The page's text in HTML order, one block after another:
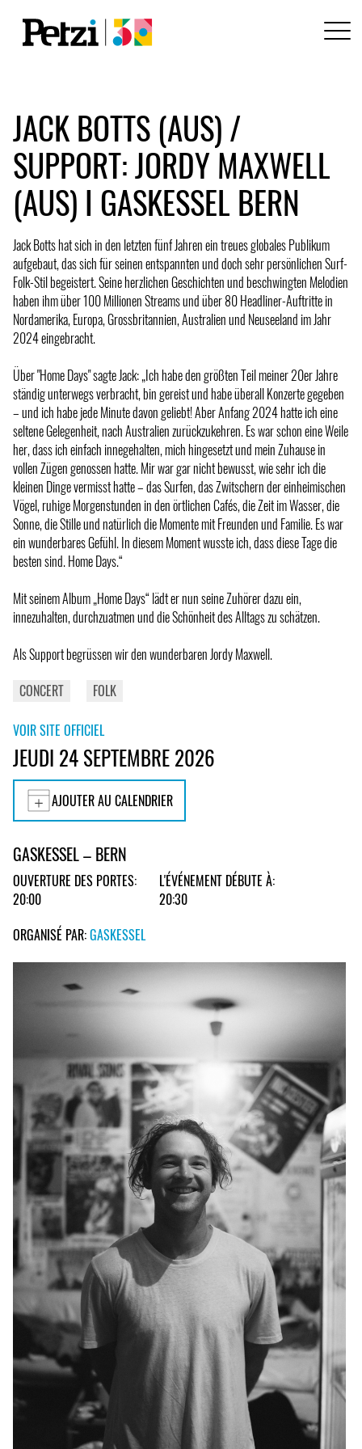
JACK BOTTS (AUS) /
SUPPORT: JORDY MAXWELL
(AUS) I GASKESSEL BERN
Jack Botts hat sich in den letzten fünf Jahren ein treues globales Publikum
aufgebaut, das sich für seinen entspannten und doch sehr persönlichen Surf-
Folk-Stil begeistert. Seine herzlichen Geschichten und beschwingten Melodien
haben ihm über 100 Millionen Streams und über 80 Headliner-Auftritte in
Nordamerika, Europa, Grossbritannien, Australien und Neuseeland im Jahr
2024 eingebracht.
Über "Home Days" sagte Jack: „Ich habe den größten Teil meiner 20er Jahre
ständig unterwegs verbracht, bin gereist und habe überall Konzerte gegeben
– und ich habe jede Minute davon geliebt! Aber Anfang 2024 hatte ich eine
seltene Gelegenheit, nach Australien zurückzukehren. Es war schon eine Weile
her, dass ich einfach innegehalten, mich hingesetzt und mein Zuhause in
vollen Zügen genossen hatte. Mir war gar nicht bewusst, wie sehr ich die
kleinen Dinge vermisst hatte – das Surfen, das Zwitschern der einheimischen
Vögel, ruhige Morgenstunden in den örtlichen Cafés, die Zeit im Wasser, die
Sonne, die Stille und natürlich die Momente mit Freunden und Familie. Es war
ein wunderbares Gefühl. In diesem Moment wusste ich, dass diese Tage die
besten sind. Home Days.“
Mit seinem Album „Home Days“ lädt er nun seine Zuhörer dazu ein,
innezuhalten, durchzuatmen und die Schönheit des Alltags zu schätzen.
Als Support begrüssen wir den wunderbaren Jordy Maxwell.
CONCERT
FOLK
VOIR SITE OFFICIEL
JEUDI 24 SEPTEMBRE 2026
AJOUTER AU CALENDRIER
GASKESSEL – BERN
OUVERTURE DES PORTES:
20:00
L'ÉVÉNEMENT DÉBUTE À:
20:30
ORGANISÉ PAR:GASKESSEL